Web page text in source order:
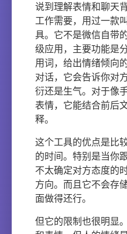
说到理解表情和聊天
工作需要，用过一款
具。它不是微信自带
级应用，主要功能是
用词，给出情绪倾向
对话，它会告诉你对
衍还是生气。对于像
表情，它能结合前后
释。
这个工具的优点是比
的时间。特别是当你
不太确定对方态度的
方向。而且它不会存
面做得还行。
但它的限制也很明显